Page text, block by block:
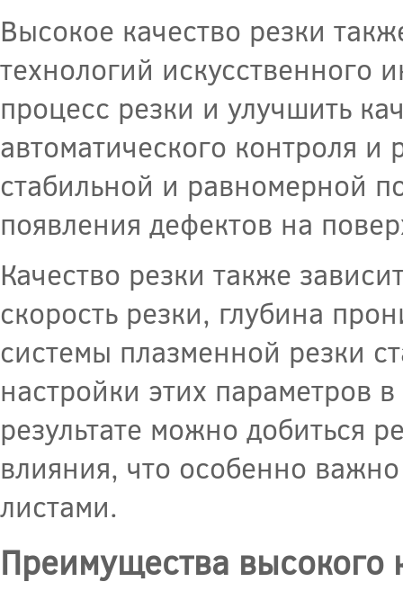
Высокое качество резки
технологий искусственного
процесс резки и улучшить
автоматического контроля и
стабильной и равномерной
появления дефектов на
Качество резки также
скорость резки, глубина
системы плазменной резки
настройки этих параметров
результате можно добиться
влияния, что особенно
листами.
Преимущества высокого